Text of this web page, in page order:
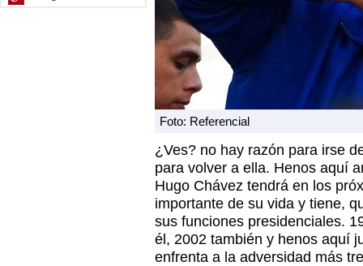
Foto: Referencial
¿Ves? no hay razón para irse
para volver a ella. Henos aquí
Hugo Chávez tendrá en los
importante de su vida y tiene,
sus funciones presidenciales.
él, 2002 también y henos aquí
enfrenta a la adversidad más